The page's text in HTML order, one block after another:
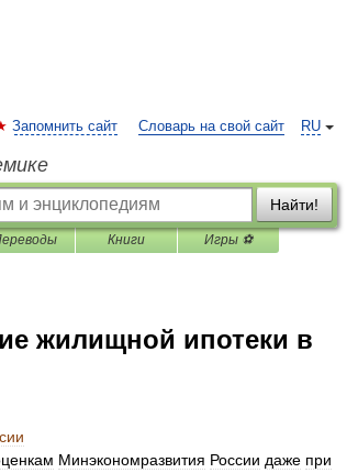
RU
Запомнить сайт Словарь на свой сайт
Найти!
Книги Игры ⚽
жилищной ипотеки в
Минэкономразвития России даже при